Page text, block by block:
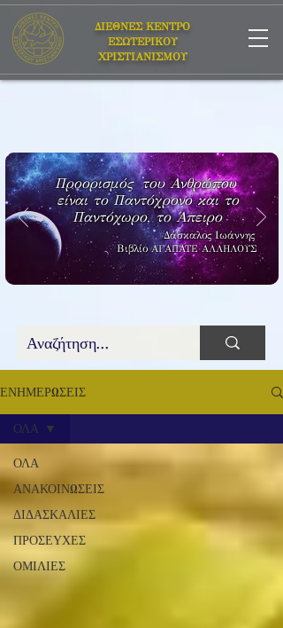
ΔΙΕΘΝΕΣ ΚΕΝΤΡΟ
ΕΣΩΤΕΡΙΚΟΥ
ΧΡΙΣΤΙΑΝΙΣΜΟΥ
Προορισμός του Ανθρώπου
είναι το Παντόχρονο και το
Παντόχωρο, το Άπειρο
Δάσκαλος Ιωάννης
ΒιβλίοΑΓΑΠΑΤΕ ΑΛΛΗΛΟΥΣ
ΕΝΗΜΕΡΩΣΕΙΣ
ΟΛΑ
ΑΝΑΚΟΙΝΩΣΕΙΣ
ΔΙΔΑΣΚΑΛΙΕΣ
ΠΡΟΣΕΥΧΕΣ
ΟΜΙΛΙΕΣ
ΟΛΑ